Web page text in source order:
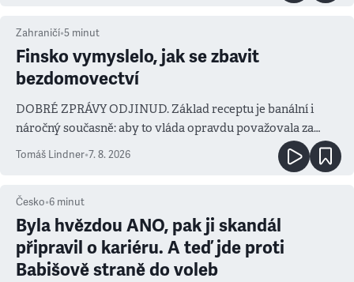
Zahraničí•5 minut
Finsko vymyslelo, jak se zbavit
bezdomovectví
DOBRÉ ZPRÁVY ODJINUD. Základ receptu je banální i
náročný současně: aby to vláda opravdu považovala za
prioritu
Tomáš Lindner•7. 8. 2026
Česko•6 minut
Byla hvězdou ANO, pak ji skandál
připravil o kariéru. A teď jde proti
Babišově straně do voleb